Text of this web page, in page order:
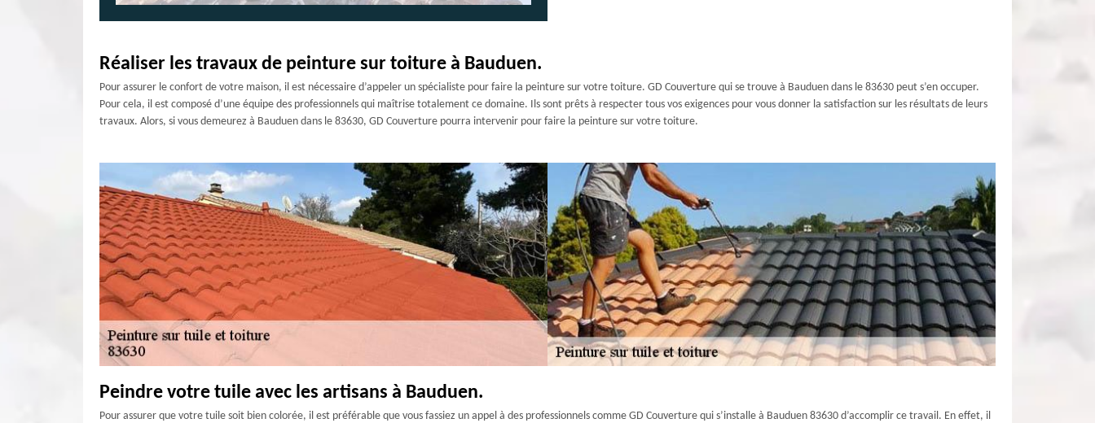
Réaliser les travaux de peinture sur toiture à Bauduen.
Pour assurer le confort de votre maison, il est nécessaire d’appeler un spécialiste pour faire la peinture sur votre toiture. GD Couverture qui se trouve à Bauduen dans le 83630 peut s’en occuper.
Pour cela, il est composé d’une équipe des professionnels qui maîtrise totalement ce domaine. Ils sont prêts à respecter tous vos exigences pour vous donner la satisfaction sur les résultats de leurs
travaux. Alors, si vous demeurez à Bauduen dans le 83630, GD Couverture pourra intervenir pour faire la peinture sur votre toiture.
Peindre votre tuile avec les artisans à Bauduen.
Pour assurer que votre tuile soit bien colorée, il est préférable que vous fassiez un appel à des professionnels comme GD Couverture qui s’installe à Bauduen 83630 d’accomplir ce travail. En effet, il